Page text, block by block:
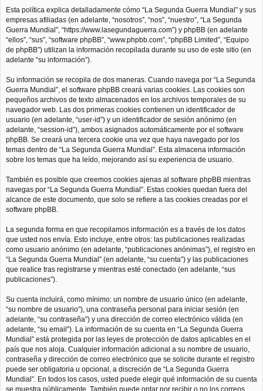
Esta política explica detalladamente cómo “La Segunda Guerra Mundial” y sus
empresas afiliadas (en adelante, “nosotros”, “nos”, “nuestro”, “La Segunda
Guerra Mundial”, “https://www.lasegundaguerra.com”) y phpBB (en adelante
“ellos”, “sus”, “software phpBB”, “www.phpbb.com”, “phpBB Limited”, “Equipo
de phpBB”) utilizan la información recopilada durante su uso de este sitio (en
adelante “su información”).
Su información se recopila de dos maneras. Cuando navega por “La Segunda
Guerra Mundial”, el software phpBB creará varias cookies. Las cookies son
pequeños archivos de texto almacenados en los archivos temporales de su
navegador web. Las dos primeras cookies contienen un identificador de
usuario (en adelante, “user-id”) y un identificador de sesión anónimo (en
adelante, “session-id”), ambos asignados automáticamente por el software
phpBB. Se creará una tercera cookie una vez que haya navegado por los
temas dentro de “La Segunda Guerra Mundial”. Esta almacena información
sobre los temas que ha leído, mejorando así su experiencia de usuario.
También es posible que creemos cookies ajenas al software phpBB mientras
navegas por “La Segunda Guerra Mundial”. Estas cookies quedan fuera del
alcance de este documento, que solo se refiere a las cookies creadas por el
software phpBB.
La segunda forma en que recopilamos información es a través de los datos
que usted nos envía. Esto incluye, entre otros: las publicaciones realizadas
como usuario anónimo (en adelante, “publicaciones anónimas”), el registro en
“La Segunda Guerra Mundial” (en adelante, “su cuenta”) y las publicaciones
que realice tras registrarse y mientras esté conectado (en adelante, “sus
publicaciones”).
Su cuenta incluirá, como mínimo: un nombre de usuario único (en adelante,
“su nombre de usuario”), una contraseña personal para iniciar sesión (en
adelante, “su contraseña”) y una dirección de correo electrónico válida (en
adelante, “su email”). La información de su cuenta en “La Segunda Guerra
Mundial” está protegida por las leyes de protección de datos aplicables en el
país que nos aloja. Cualquier información adicional a su nombre de usuario,
contraseña y dirección de correo electrónico que se solicite durante el registro
puede ser obligatoria u opcional, a discreción de “La Segunda Guerra
Mundial”. En todos los casos, usted puede elegir qué información de su cuenta
se muestra públicamente. También puede optar por recibir o no los correos